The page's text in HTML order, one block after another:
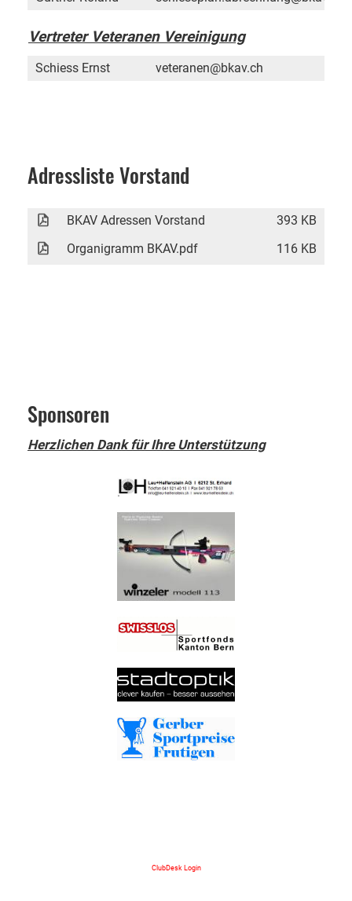
Vertreter Veteranen Vereinigung
Schiess Ernst veteranen@bkav.ch
Adressliste Vorstand
BKAV Adressen Vorstand
393 KB
Organigramm BKAV.pdf
116 KB
Sponsoren
Herzlichen Dank für Ihre Unterstützung
ClubDesk Login